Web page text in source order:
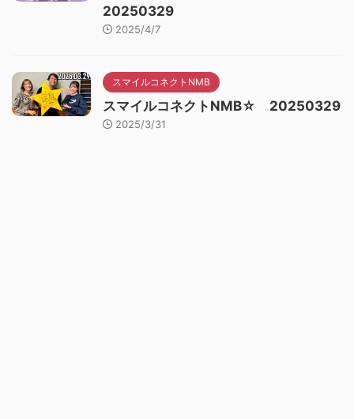
20250329
2025/4/7
スマイルコネクトNMB
スマイルコネクトNMB☆ 20250329
2025/3/31